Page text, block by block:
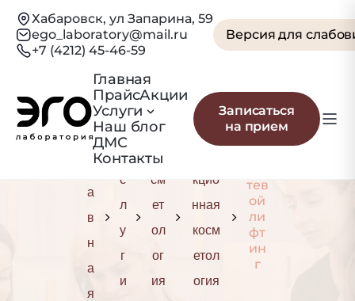
Хабаровск, ул Запарина, 59
ego_laboratory@mail.ru
+7 (4212) 45-46-59
Версия для
Главная
ПрайсАкции
Услуги
Наш блог
ДМС
Контакты
Записаться
на прием
Нитевой лифтинг
Г
л
а
в
н
а
я
У
с
л
у
г
и
Ко
см
ет
ол
ог
ия
кцио
нная
косм
етол
огия
тев
ой
ли
фт
ин
г